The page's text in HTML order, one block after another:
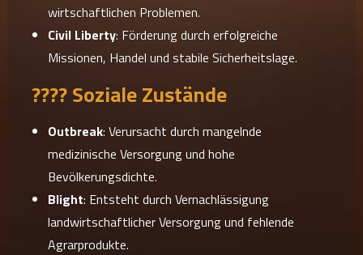
wirtschaftlichen Problemen.
Civil Liberty: Förderung durch erfolgreiche
Missionen, Handel und stabile Sicherheitslage.
???? Soziale Zustände
Outbreak: Verursacht durch mangelnde
medizinische Versorgung und hohe
Bevölkerungsdichte.
Blight: Entsteht durch Vernachlässigung
landwirtschaftlicher Versorgung und fehlende
Agrarprodukte.